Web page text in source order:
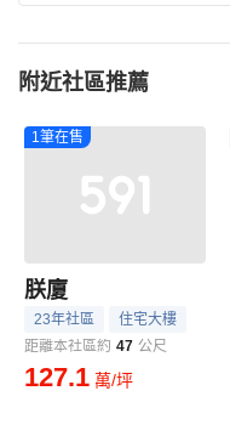
附近社區推薦
1筆在售
朕廈
23年社區
住宅大樓
距離本社區約 47 公尺
127.1 萬/坪